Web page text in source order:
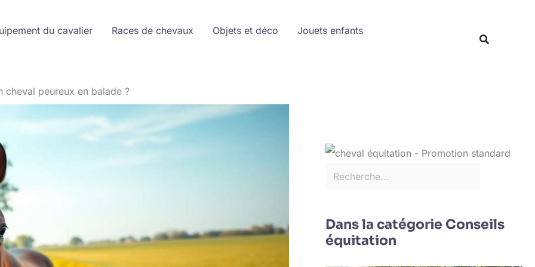
du cavalier Races de chevaux Objets et déco
Jouets enfants
cheval peureux en balade ?
Dans la catégorie Conseils
équitation